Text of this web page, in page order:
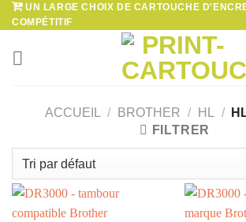
Passer
au
contenu
UN LARGE CHOIX DE CARTOUCHE
COMPÉTITIF
ACCUEIL / BROTHER / HL /
FILTRER